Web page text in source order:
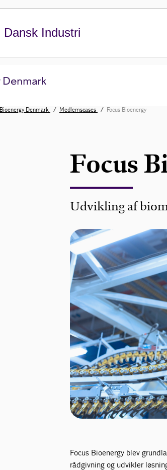
Dansk Industri
Bioenergy Denmark Medlemscases Focus Bioenergy
Focus
Udvikling af
Focus Bioenergy blev
rådgivning og udvikler